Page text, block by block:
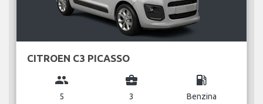
CITROEN C3 PICASSO
group
5
business_center
3
local_gas_station
Benzina